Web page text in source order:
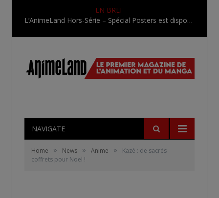
EN BREF
L’AnimeLand Hors-Série – Spécial Posters est disponible !
NAVIGATE
Home » News » Anime »
Kazé : de sacrés
coffrets pour Noel !